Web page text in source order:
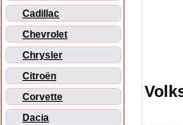
Cadillac
Chevrolet
Chrysler
Citroën
Corvette
Dacia